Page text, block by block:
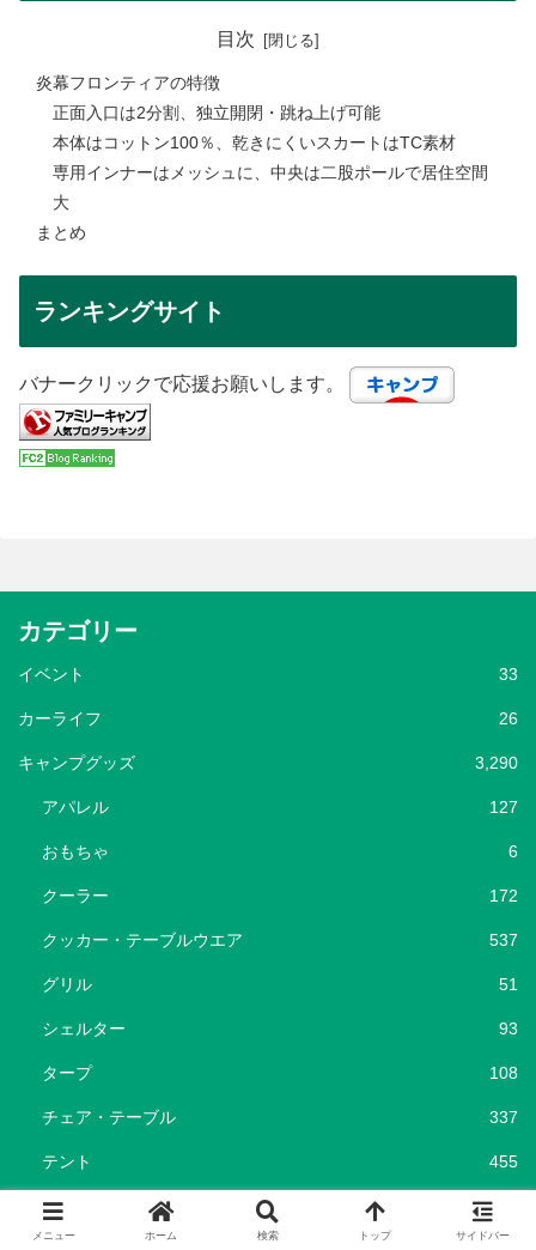
目次
炎幕フロンティアの特徴
正面入口は2分割、独立開閉・跳ね上げ可能
本体はコットン100％、乾きにくいスカートはTC素材
専用インナーはメッシュに、中央は二股ポールで居住空間
大
まとめ
ランキングサイト
バナークリックで応援お願いします。
カテゴリー
イベント 33
カーライフ 26
キャンプグッズ 3,290
アパレル 127
おもちゃ 6
クーラー 172
クッカー・テーブルウエア 537
グリル 51
シェルター 93
タープ 108
チェア・テーブル 337
テント 455
バーナー 100
メニュー ホーム 検索 トップ サイドバー